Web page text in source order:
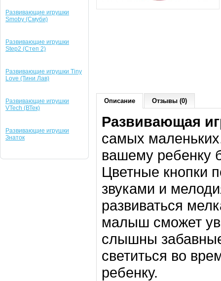
Развивающие игрушки
Smoby (Смуби)
Развивающие игрушки
Step2 (Степ 2)
Развивающие игрушки Tiny
Love (Тини Лав)
Развивающие игрушки
VTech (ВТек)
Развивающие игрушки
Знаток
Описание Отзывы (0)
Развивающая
самых
вашему ребенку
Цветные кнопки
звуками и
развиваться
малыш сможет
слышны
светиться во
ребенку.